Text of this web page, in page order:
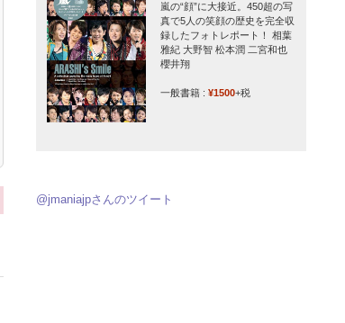
嵐の“顔”に大接近。450超の写
真で5人の笑顔の歴史を完全収
録したフォトレポート！ 相葉
雅紀 大野智 松本潤 二宮和也
櫻井翔
一般書籍 : ¥1500+税
@jmaniajpさんのツイート